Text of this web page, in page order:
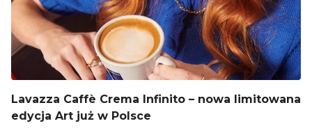
Lavazza Caffè Crema Infinito – nowa limitowana
edycja Art już w Polsce